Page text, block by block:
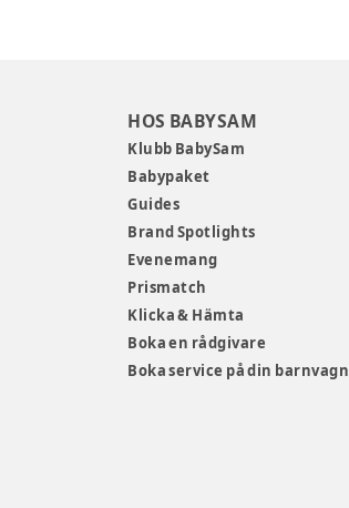
HOS BABYSAM
Klubb BabySam
Babypaket
Guides
Brand Spotlights
Evenemang
Prismatch
Klicka & Hämta
Boka en rådgivare
Boka service på din barnvagn